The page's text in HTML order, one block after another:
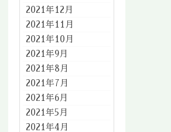
2021年12月
2021年11月
2021年10月
2021年9月
2021年8月
2021年7月
2021年6月
2021年5月
2021年4月